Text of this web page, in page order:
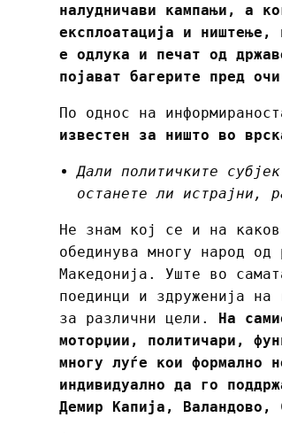
налудничави кампањи, а
експлоатација и ништење,
е одлука и печат од
појават багерите пред
По однос на
известен за ништо во
Дали политичките
останете ли истрајни,
Не знам кој се и на
обединува многу народ
Македонија. Уште во
поединци и здруженија
за различни цели. На
моторџии, политичари,
многу луѓе кои формално
индивидуално да го
Демир Капија,